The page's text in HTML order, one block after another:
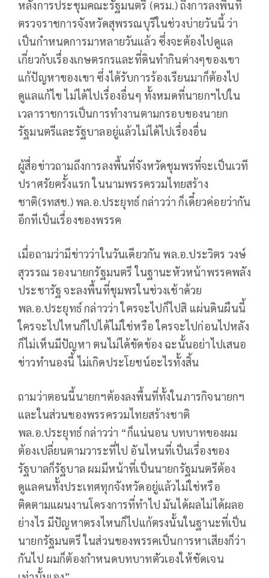
หลังการประชุมคณะรัฐมนตรี (ครม.) ถึงการลงพื้นที่
ตรวจราชการจังหวัดสุพรรณบุรีในช่วงบ่ายวันนี้ ว่า
เป็นกำหนดการมาหลายวันแล้ว ซึ่งจะต้องไปดูแล
เกี่ยวกับเรื่องเกษตรกรและที่ดินทำกินต่างๆของเขา
แก้ปัญหาของเขา ซึ่งได้รับการร้องเรียนมาก็ต้องไป
ดูแลแก้ไข ไม่ได้ไปเรื่องอื่นๆ ทั้งหมดที่นายกฯไปใน
เวลาราชการเป็นการทำงานตามกรอบของนายก
รัฐมนตรีและรัฐบาลอยู่แล้วไม่ได้ไปเรื่องอื่น
ผู้สื่อข่าวถามถึงการลงพื้นที่จังหวัดชุมพรที่จะเป็นเวที
ปราศรัยครั้งแรก ในนามพรรครวมไทยสร้าง
ชาติ(รทสช.) พล.อ.ประยุทธ์ กล่าวว่า ก็เดี๋ยวค่อยว่ากัน
อีกทีเป็นเรื่องของพรรค
เมื่อถามว่ามีข่าวว่าในวันเดียวกัน พล.อ.ประวิตร วงษ์
สุวรร​ณ รองนายกรัฐมนตรี ในฐานะหัวหน้าพรรคพลัง
ประชารัฐ จะลงพื้นที่ชุมพรในช่วงเช้าด้วย
พล.อ.ประยุทธ์ กล่าวว่า ใครจะไปก็ไปสิ แผ่นดินผืนนี้
ใครจะไปไหนก็ไปได้ไม่ใช่หรือ ใครจะไปก่อนไปหลัง
ก็ไม่เห็นมีปัญหา ตนไม่ได้ขัดข้อง ฉะนั้นอย่าไปเสนอ
ข่าวทำนองนี้ ไม่เกิดประโยชน์อะไรทั้งสิ้น
ถามว่าตอนนี้นายกฯต้องลงพื้นที่ทั้งในภารกิจนายกฯ
และในส่วนของพรรครวมไทยสร้างชาติ
พล.อ.ประยุทธ์ กล่าวว่า “ก็แน่นอน บทบาทของผม
ต้องเปลี่ยนตามวาระที่ไป อันไหนที่เป็นเรื่องของ
รัฐบาลก็รัฐบาล ผมมีหน้าที่เป็นนายกรัฐมนตรีต้อง
ดูแลคนทั้งประเทศทุกจังหวัดอยู่แล้วไม่ใช่หรือ
ติดตามแผนงานโครงการที่ทำไป มันได้ผลไม่ได้ผลอ
ย่างไร มีปัญหาตรงไหนก็ไปแก้ตรงนั้นในฐานะที่เป็น
นายกรัฐมนตรี ในส่วนของพรรคเป็นการหาเสียงก็ว่า
กันไป ผมก็ต้องกำหนดบทบาทตัวเองให้ชัดเจน